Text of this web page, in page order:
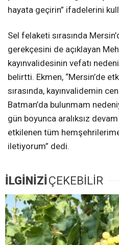
hayata geçirin” ifadelerini
Sel felaketi sırasında
gerekçesini de açıklayan
kayınvalidesinin vefatı
belirtti. Ekmen, “Mersin’de
sırasında, kayınvalidemin
Batman’da bulunmam
gün boyunca aralıksız
etkilenen tüm
iletiyorum” dedi.
İLGİNİZİÇEKEBİLİR